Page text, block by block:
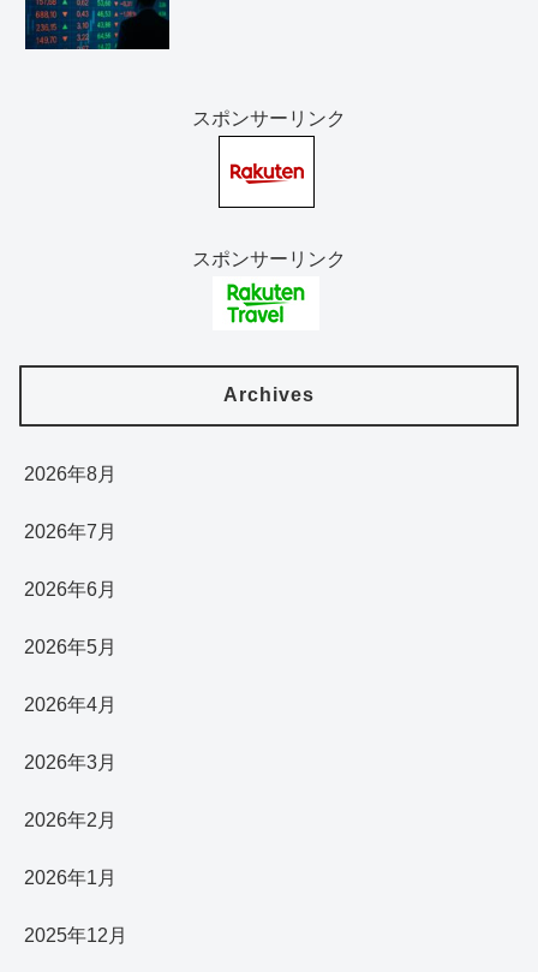
スポンサーリンク
スポンサーリンク
Archives
2026年8月
2026年7月
2026年6月
2026年5月
2026年4月
2026年3月
2026年2月
2026年1月
2025年12月